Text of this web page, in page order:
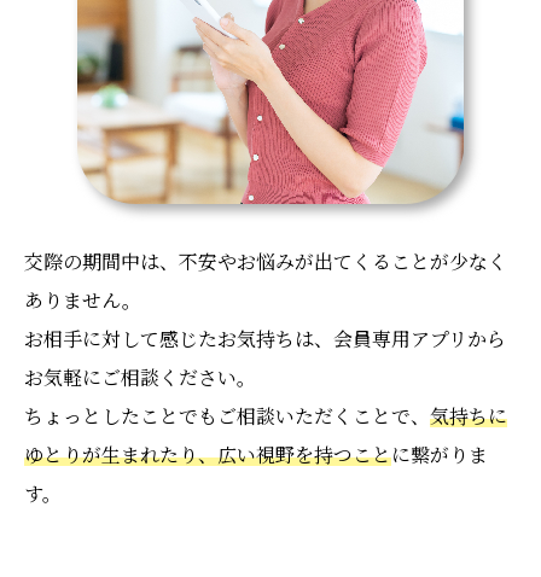
交際の期間中は、不安やお悩みが出てくることが少なく
ありません。
お相手に対して感じたお気持ちは、会員専用アプリから
お気軽にご相談ください。
ちょっとしたことでもご相談いただくことで、 気持ちに
ゆとりが生まれたり、広い視野を持つことに繋がりま
す。